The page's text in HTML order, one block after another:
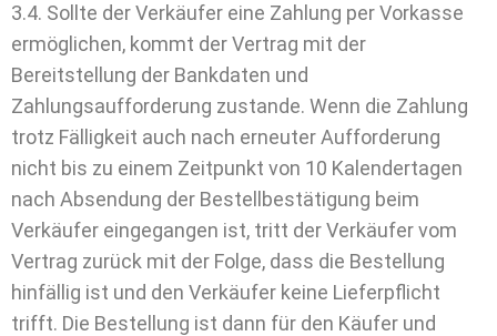
3.4. Sollte der Verkäufer eine Zahlung per Vorkasse
ermöglichen, kommt der Vertrag mit der
Bereitstellung der Bankdaten und
Zahlungsaufforderung zustande. Wenn die Zahlung
trotz Fälligkeit auch nach erneuter Aufforderung
nicht bis zu einem Zeitpunkt von 10 Kalendertagen
nach Absendung der Bestellbestätigung beim
Verkäufer eingegangen ist, tritt der Verkäufer vom
Vertrag zurück mit der Folge, dass die Bestellung
hinfällig ist und den Verkäufer keine Lieferpflicht
trifft. Die Bestellung ist dann für den Käufer und